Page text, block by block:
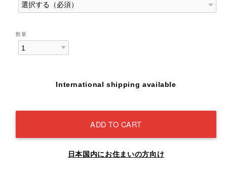
数量
International shipping available
ADD TO CART
日本国内にお住まいの方向け